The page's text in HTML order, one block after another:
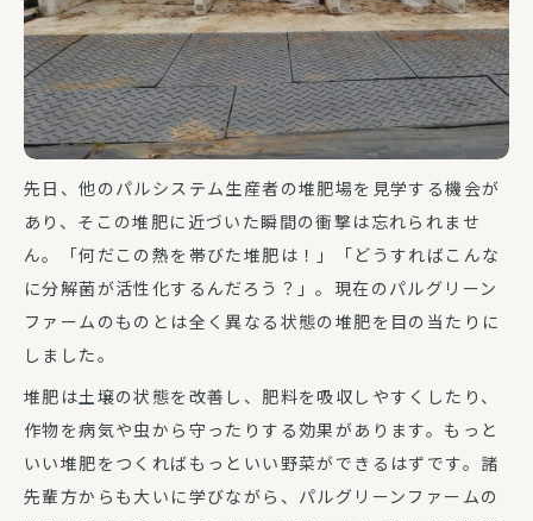
先日、他のパルシステム生産者の堆肥場を見学する機会が
あり、そこの堆肥に近づいた瞬間の衝撃は忘れられませ
ん。「何だこの熱を帯びた堆肥は！」「どうすればこんな
に分解菌が活性化するんだろう？」。現在のパルグリーン
ファームのものとは全く異なる状態の堆肥を目の当たりに
しました。
堆肥は土壌の状態を改善し、肥料を吸収しやすくしたり、
作物を病気や虫から守ったりする効果があります。もっと
いい堆肥をつくればもっといい野菜ができるはずです。諸
先輩方からも大いに学びながら、パルグリーンファームの